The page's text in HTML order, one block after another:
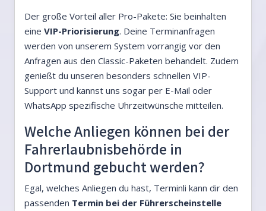
Der große Vorteil aller Pro-Pakete: Sie beinhalten
eine VIP-Priorisierung. Deine Terminanfragen
werden von unserem System vorrangig vor den
Anfragen aus den Classic-Paketen behandelt. Zudem
genießt du unseren besonders schnellen VIP-
Support und kannst uns sogar per E-Mail oder
WhatsApp spezifische Uhrzeitwünsche mitteilen.
Welche Anliegen können bei der
Fahrerlaubnisbehörde in
Dortmund gebucht werden?
Egal, welches Anliegen du hast, Terminli kann dir den
passenden Termin bei der Führerscheinstelle